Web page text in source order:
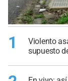
1
Violento
supuesto